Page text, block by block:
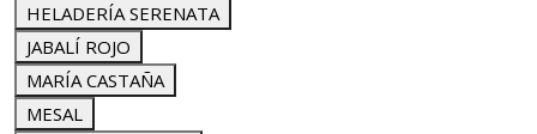
HELADERÍA SERENATA
JABALÍ ROJO
MARÍA CASTAÑA
MESAL